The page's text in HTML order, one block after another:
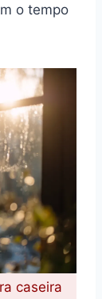
o tempo
caseira